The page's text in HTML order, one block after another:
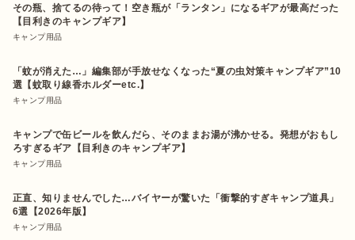
その瓶、捨てるの待って！空き瓶が「ランタン」になるギアが最高だった
【目利きのキャンプギア】
キャンプ用品
「蚊が消えた…」編集部が手放せなくなった“夏の虫対策キャンプギア”10
選【蚊取り線香ホルダーetc.】
キャンプ用品
キャンプで缶ビールを飲んだら、そのままお湯が沸かせる。発想がおもし
ろすぎるギア【目利きのキャンプギア】
キャンプ用品
正直、知りませんでした…バイヤーが驚いた「衝撃的すぎキャンプ道具」
6選【2026年版】
キャンプ用品